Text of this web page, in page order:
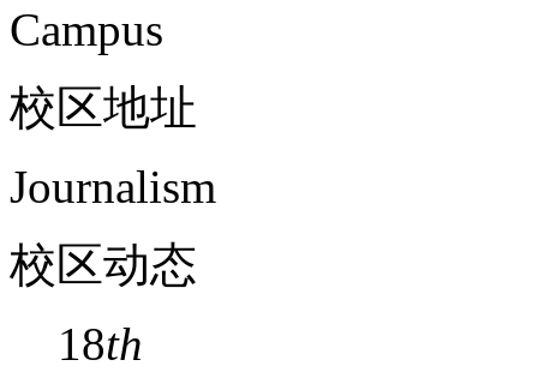
Campus
校区地址
Journalism
校区动态
18th